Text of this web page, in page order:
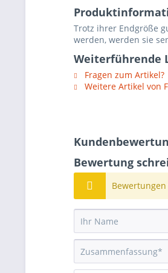
Trotz ihrer Endgröße
werden, werden sie
Weiterführende
Fragen zum Artikel?
Weitere Artikel von
Bewertung